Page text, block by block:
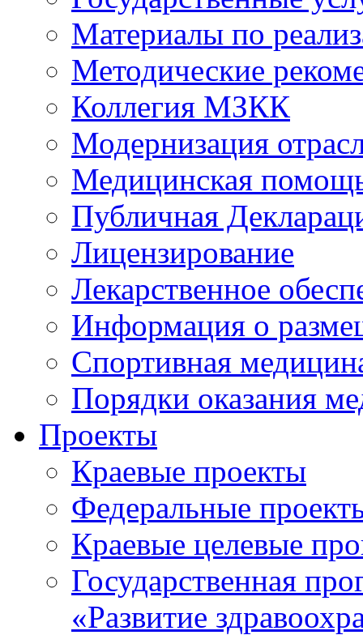
Материалы по
Методические
Коллегия МЗКК
Модернизация
Медицинская
Публичная
Лицензирование
Лекарственное
Информация о
Спортивная
Порядки оказания
Проекты
Краевые проекты
Федеральные
Краевые целевые
Государственная
«Развитие